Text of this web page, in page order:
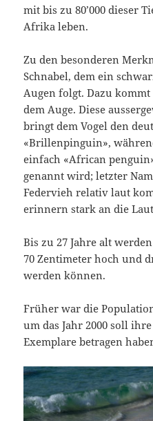
mit bis zu 80’000 dieser
Afrika leben.
Zu den besonderen
Schnabel, dem ein
Augen folgt. Dazu
dem Auge. Diese
bringt dem Vogel den
«Brillenpinguin»,
einfach «African
genannt wird; letzter
Federvieh relativ laut
erinnern stark an die
Bis zu 27 Jahre alt
70 Zentimeter hoch und
werden können.
Früher war die
um das Jahr 2000 soll
Exemplare betragen